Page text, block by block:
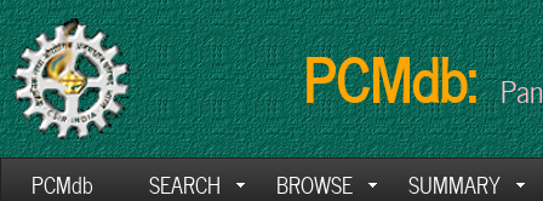
PCMdb:
PCMdb SEARCH BROWSE SUMMARY